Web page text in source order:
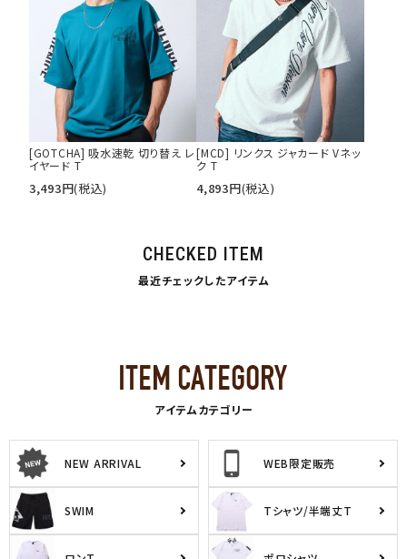
[GOTCHA] 吸水速乾 切り替え レ
イヤード T
3,493円(税込)
[MCD] リンクス ジャカード Vネッ
ク T
4,893円(税込)
CHECKED ITEM
最近チェックしたアイテム
アイテムカテゴリー
NEW ARRIVAL WEB限定販売
SWIM Tシャツ/半端丈T